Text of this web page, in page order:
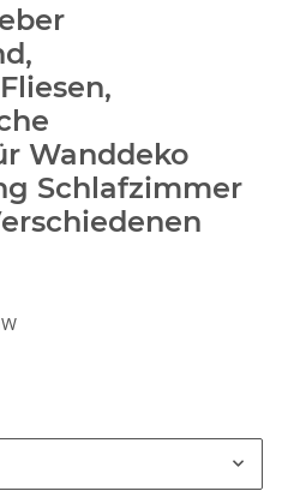
Wanddeko
Schlafzimmer